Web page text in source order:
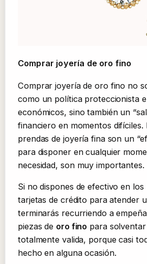
Comprar joyería de oro fino
Comprar joyería de oro fino no
como un política proteccionista
económicos, sino también un
financiero en momentos difíciles.
prendas de joyería fina son un
para disponer en cualquier
necesidad, son muy importantes.
Si no dispones de efectivo en los
tarjetas de crédito para atender
terminarás recurriendo a
piezas de oro fino para
totalmente valida, porque casi
hecho en alguna ocasión.